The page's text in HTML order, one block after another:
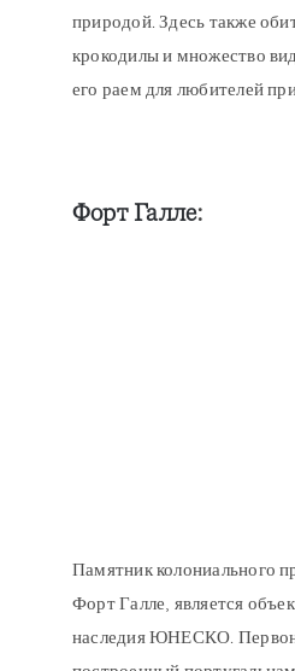
природой. Здесь также
крокодилы и множество
его раем для любителей
Форт Галле:
Памятник колониального
Форт Галле, является
наследия ЮНЕСКО.